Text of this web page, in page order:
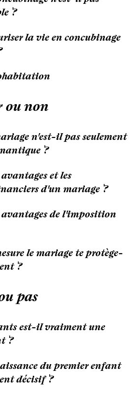
?
la vie en concubinage
ou non
n'est-il pas seulement
?
et les
d'un mariage ?
avantages de l'imposition
le mariage te protège-
?
pas
est-il vraiment une
?
du premier enfant
décisif ?